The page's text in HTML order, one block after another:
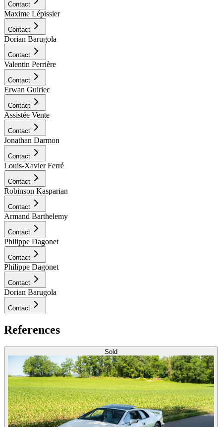
Contact
Maxime Lépissier
Contact
Dorian Barugola
Contact
Valentin Perrière
Contact
Erwan Guiriec
Contact
Assistée Vente
Contact
Jonathan Darmon
Contact
Louis-Xavier Ferré
Contact
Robinson Kasparian
Contact
Armand Barthelemy
Contact
Philippe Dagonet
Contact
Philippe Dagonet
Contact
Dorian Barugola
Contact
References
Sold